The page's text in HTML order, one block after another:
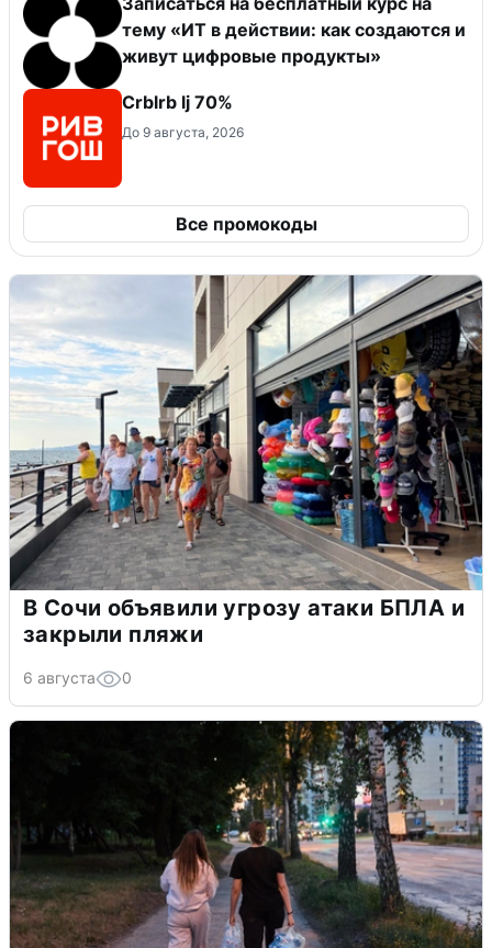
тему «ИТ в действии: как создаются и
живут цифровые продукты»
Crblrb lj 70%
До 9 августа, 2026
Все промокоды
В Сочи объявили угрозу атаки БПЛА и
закрыли пляжи
6 августа 0